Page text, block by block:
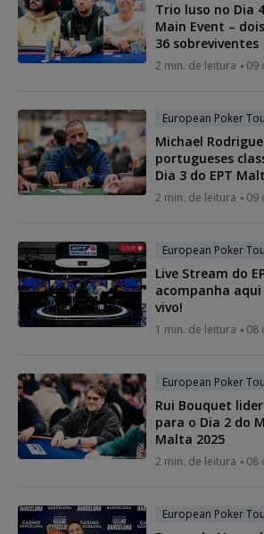
Trio luso no Dia
Main Event –
36 sobreviventes
2 min. de leitura 09
European Poker
Michael
portugueses
Dia 3 do EPT
2 min. de leitura 09
European Poker
Live Stream do
acompanha
vivo!
1 min. de leitura 08
European Poker
Rui Bouquet
para o Dia 2 do
Malta 2025
2 min. de leitura 08
European Poker